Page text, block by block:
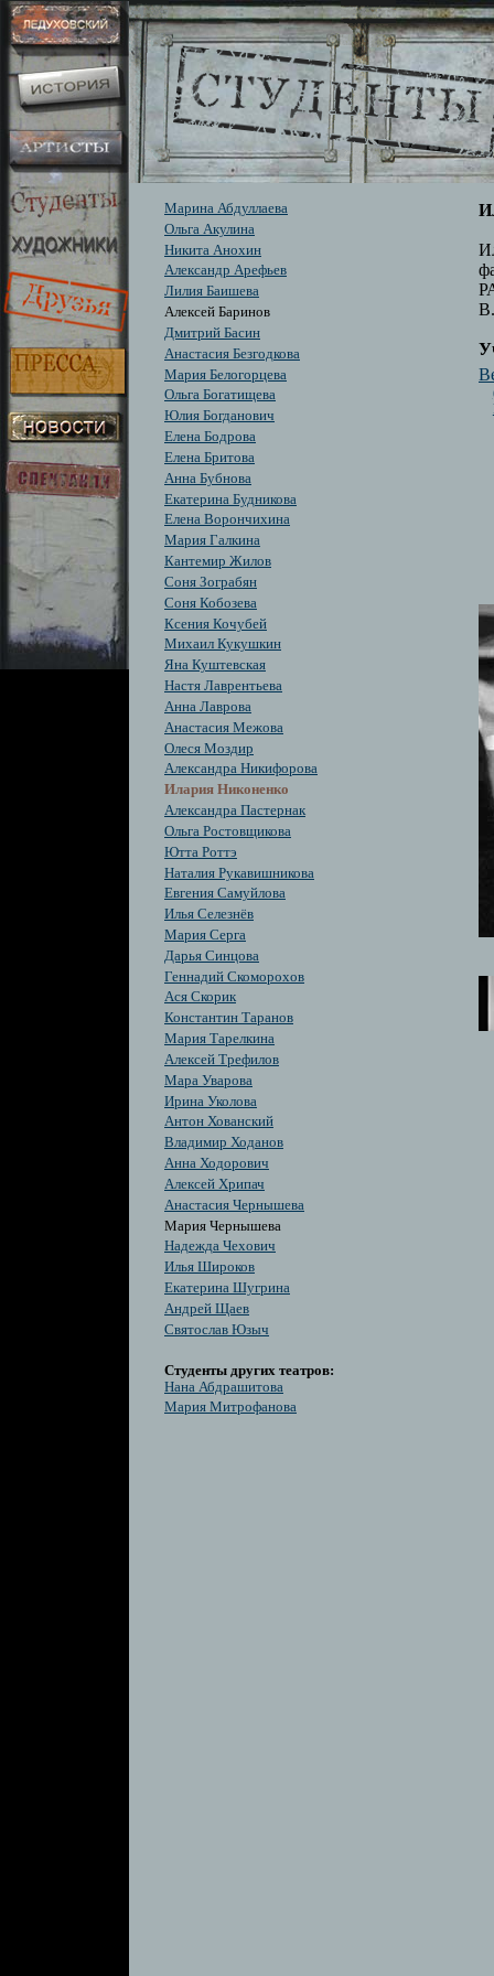
Марина Абдуллаева
Ольга Акулина
Никита Анохин
Александр Арефьев
Лилия Баишева
Алексей Баринов
Дмитрий Басин
Анастасия Безгодкова
Мария Белогорцева
Ольга Богатищева
Юлия Богданович
Елена Бодрова
Елена Бритова
Анна Бубнова
Екатерина Будникова
Елена Ворончихина
Мария Галкина
Кантемир Жилов
Соня Зограбян
Cоня Кобозева
Ксения Кочубей
Михаил Кукушкин
Яна Куштевская
Настя Лаврентьева
Анна Лаврова
Анастасия Межова
Олеся Моздир
Александра Никифорова
Илария Никоненко
Александра Пастернак
Ольга Ростовщикова
Ютта Роттэ
Наталия Рукавишникова
Евгения Самуйлова
Илья Селезнёв
Мария Серга
Дарья Синцова
Геннадий Скоморохов
Ася Скорик
Константин Таранов
Мария Тарелкина
Алексей Трефилов
Мара Уварова
Ирина Уколова
Антон Хованский
Владимир Ходанов
Анна Ходорович
Алексей Хрипач
Анастасия Чернышева
Мария Чернышева
Надежда Чехович
Илья Широков
Екатерина Шугрина
Андрей Щаев
Святослав Юзыч
Студенты других театров:
Нана Абдрашитова
Мария Митрофанова